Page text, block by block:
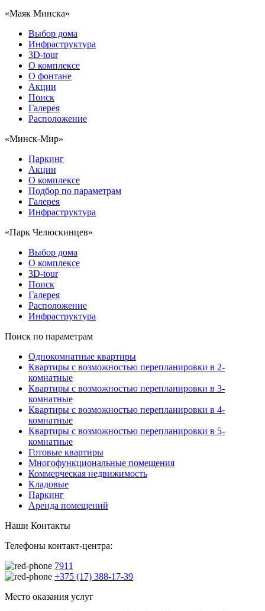
«Маяк Минска»
Выбор дома
Инфраструктура
3D-tour
О комплексе
О фонтане
Акции
Поиск
Галерея
Расположение
«Минск-Мир»
Паркинг
Акции
О комплексе
Подбор по параметрам
Галерея
Инфраструктура
«Парк Челюскинцев»
Выбор дома
О комплексе
3D-tour
Поиск
Галерея
Расположение
Инфраструктура
Поиск по параметрам
Однокомнатные квартиры
Квартиры с возможностью перепланировки в 2-
комнатные
Квартиры с возможностью перепланировки в 3-
комнатные
Квартиры с возможностью перепланировки в 4-
комнатные
Квартиры с возможностью перепланировки в 5-
комнатные
Готовые квартиры
Многофункциональные помещения
Коммерческая недвижимость
Кладовые
Паркинг
Аренда помещений
Наши Контакты
Телефоны контакт-центра:
7911
+375 (17) 388-17-39
Место оказания услуг